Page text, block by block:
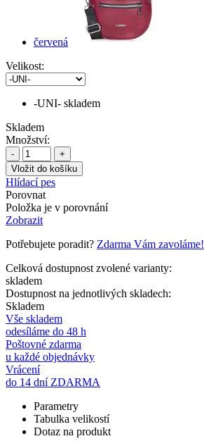
červená
Velikost:
-UNI- skladem
Skladem
Množství:
- +
Hlídací pes
Porovnat
Položka je v porovnání
Zobrazit
Potřebujete poradit? Zdarma Vám zavoláme!
Celková dostupnost zvolené varianty:
skladem
Dostupnost na jednotlivých skladech:
Skladem
Vše skladem
odesíláme do 48 h
Poštovné zdarma
u každé objednávky
Vrácení
do 14 dní ZDARMA
Parametry
Tabulka velikostí
Dotaz na produkt